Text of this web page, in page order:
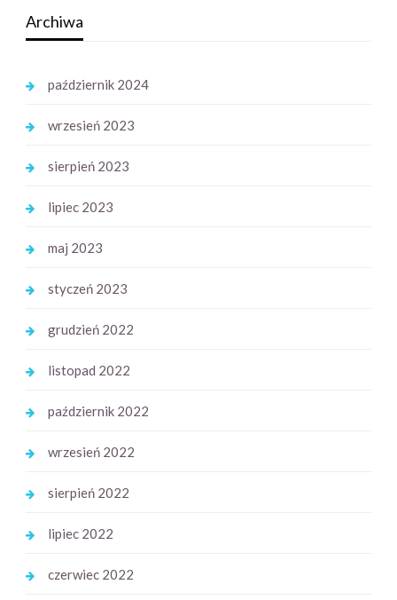
Archiwa
październik 2024
wrzesień 2023
sierpień 2023
lipiec 2023
maj 2023
styczeń 2023
grudzień 2022
listopad 2022
październik 2022
wrzesień 2022
sierpień 2022
lipiec 2022
czerwiec 2022